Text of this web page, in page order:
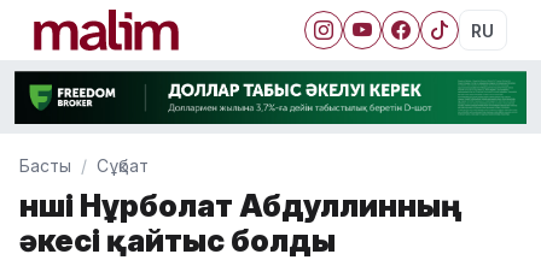
RU
Басты Сұқбат
Әнші Нұрболат Абдуллинның
әкесі қайтыс болды